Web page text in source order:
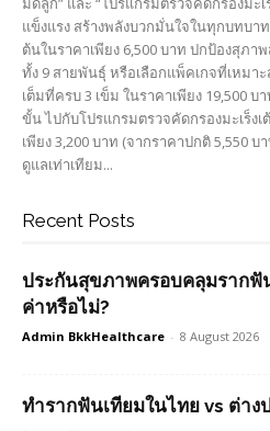
แข็งแรง สร้างพลังบวกมั่นใจในทุกบทบา
ต้นในราคาเพียง 6,500 บาท ปกป้องสุภา
ทั้ง 9 สายพันธุ์ หรือเลือกแพ็คเกจที่เหมา
เต็มที่ครบ 3 เข็ม ในราคาเพียง 19,500
ขั้น ไปกับโปรแกรมตรวจคัดกรองมะเร็งเ
เพียง 3,200 บาท (จากราคาปกติ 5,550
ดูแลเท่าเทียม...
Recent Posts
ประกันสุขภาพครอบคลุมรากฟั
ค่าหรือไม่?
Admin BkkHealthcare - 8 August 2026
ทำรากฟันเทียมในไทย vs ต่าง